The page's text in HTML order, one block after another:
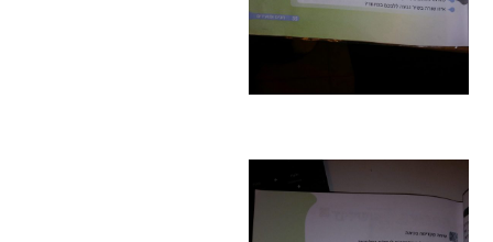
התארגנויות הורים –
משמר הורים וקהילות
עבודה עם מורים
העמותה
חזון החינוך החילוני